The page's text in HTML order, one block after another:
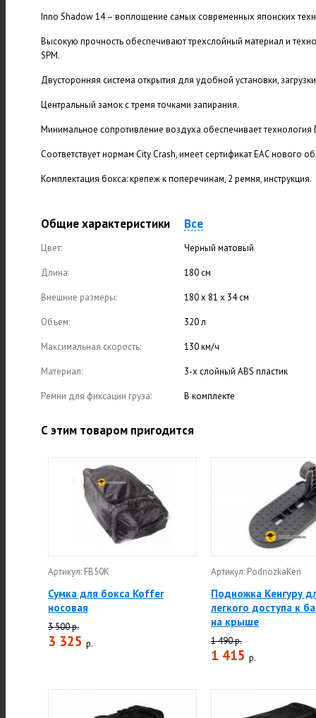
Inno Shadow 14 – воплощение самых современных японских
Высокую прочность обеспечивают трехслойный материал и
SPM.
Двусторонняя система открытия для удобной установки,
Центральный замок с тремя точками запирания.
Минимальное сопротивление воздуха обеспечивает технология
Соответствует нормам City Crash, имеет сертификат EAC нового
Комплектация бокса: крепеж к поперечинам, 2 ремня, инструкция.
Общие характеристики Все
Цвет: Черный матовый
Длина: 180 см
Внешние размеры: 180 х 81 х 34 см
Объем: 320 л
Максимальная скорость: 130 км/ч
Материал: 3-х слойный ABS пластик
Ремни для фиксации груза: В комплекте
С этим товаром пригодится
Артикул: FB50K
Сумка для бокса Koffer
носовая
3 500 р.
3 325 р.
Артикул: PodnozkaKen
Подножка Кенгуру
легкого доступа к
на крыше
1 490 р.
1 415 р.